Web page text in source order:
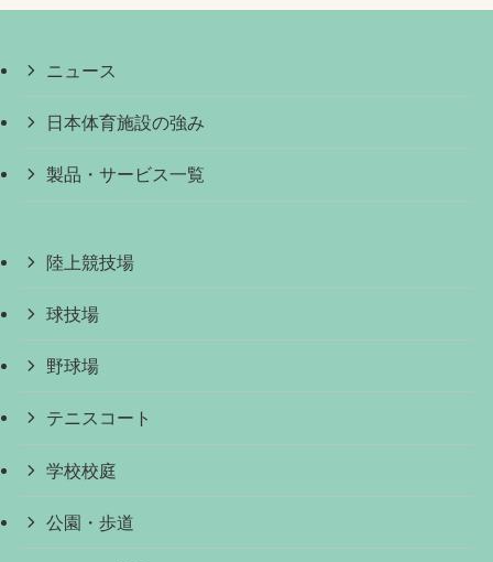
ニュース
日本体育施設の強み
製品・サービス一覧
陸上競技場
球技場
野球場
テニスコート
学校校庭
公園・歩道